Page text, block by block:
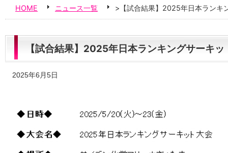
HOME ニュース一覧 >【試合結果】2025年日本ランキ
【試合結果】2025年日本ランキングサーキ
2025年6月5日